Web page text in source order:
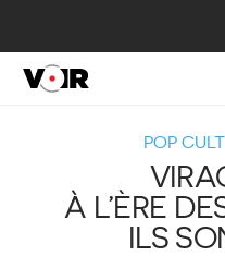
POP
À L’ÈRE
ILS